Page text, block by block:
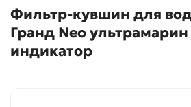
Фильтр-кувшин для
Гранд Neo ультрамарин
индикатор